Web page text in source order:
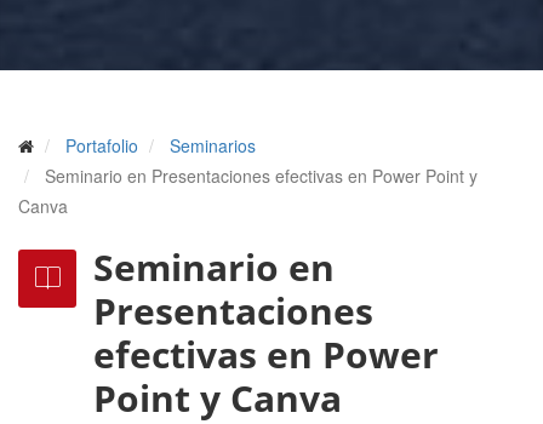
Portafolio
Seminarios
Seminario en Presentaciones efectivas en Power Point y
Canva
Seminario en
Presentaciones
efectivas en Power
Point y Canva